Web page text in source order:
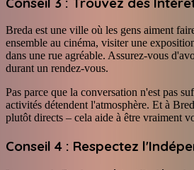
Breda est une ville où les gens aiment
ensemble au cinéma, visiter une
dans une rue agréable. Assurez-vous
durant un rendez-vous.
Pas parce que la conversation n'est pas
activités détendent l'atmosphère. Et à
plutôt directs – cela aide à être vraiment
Conseil 4 : Respectez